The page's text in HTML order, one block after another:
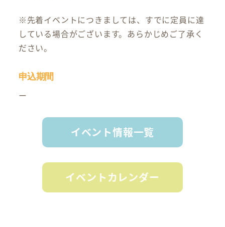
※先着イベントにつきましては、すでに定員に達
している場合がございます。あらかじめご了承く
ださい。
申込期間
ー
イベント情報一覧
イベントカレンダー